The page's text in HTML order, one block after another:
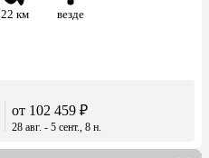
22 км
везде
от 102 459 ₽
28 авг. - 5 сент., 8 н.